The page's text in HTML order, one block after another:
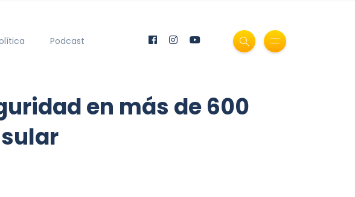
Podcast
en más de 600